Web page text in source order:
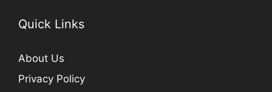
Quick Links
About Us
Privacy Policy